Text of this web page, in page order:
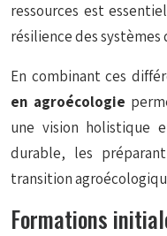
ressources est
résilience des
En combinant ces
en agroécologie
une vision holistique
durable, les
transition
Formations